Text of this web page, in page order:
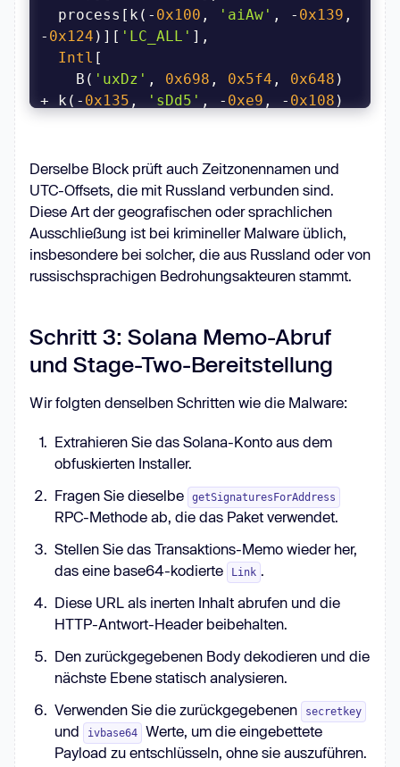
  process[k(-
0x100 , 'aiAw' , - 0x139 ,
- 0x124 )][ 'LC_ALL'
Intl
    B(
'uxDz' , 0x698 , 0x5f4 , 0x648 )
+ k(- 0x135 , 'sDd5' , - 0xe9 , - 0x108
'94Hn', -0xcb, -0xc5
][k(-0xf7, '8MCe', -0xa4, -0xc0
u => u && /ru_RU|ru-
RU|Russian|russian/i[B('hcSr' ,
0x666, 0x6a5, 0x654
);
Derselbe Block prüft auch Zeitzonennamen und
UTC-Offsets, die mit Russland verbunden sind.
Diese Art der geografischen oder sprachlichen
Ausschließung ist bei krimineller Malware üblich,
insbesondere bei solcher, die aus Russland oder von
russischsprachigen Bedrohungsakteuren stammt.
Schritt 3: Solana Memo-Abruf
und Stage-Two-Bereitstellung
Wir folgten denselben Schritten wie die Malware:
Extrahieren Sie das Solana-Konto aus dem
obfuskierten Installer.
Fragen Sie dieselbe
getSignaturesForAddress
RPC-Methode ab, die das Paket verwendet.
Stellen Sie das Transaktions-Memo wieder her,
das eine base64-kodierte
Link .
Diese URL als inerten Inhalt abrufen und die
HTTP-Antwort-Header beibehalten.
Den zurückgegebenen Body dekodieren und die
nächste Ebene statisch analysieren.
Verwenden Sie die zurückgegebenen
secretkey
und ivbase64
Werte, um die eingebettete
Payload zu entschlüsseln, ohne sie auszuführen.